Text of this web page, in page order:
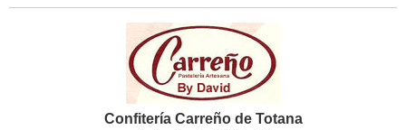
Confitería Carreño de Totana